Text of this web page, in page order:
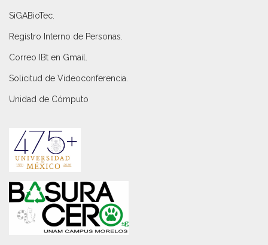
SiGABioTec.
Registro Interno de Personas
Correo IBt en Gmail
Solicitud de Videoconferencia.
Unidad de Cómputo